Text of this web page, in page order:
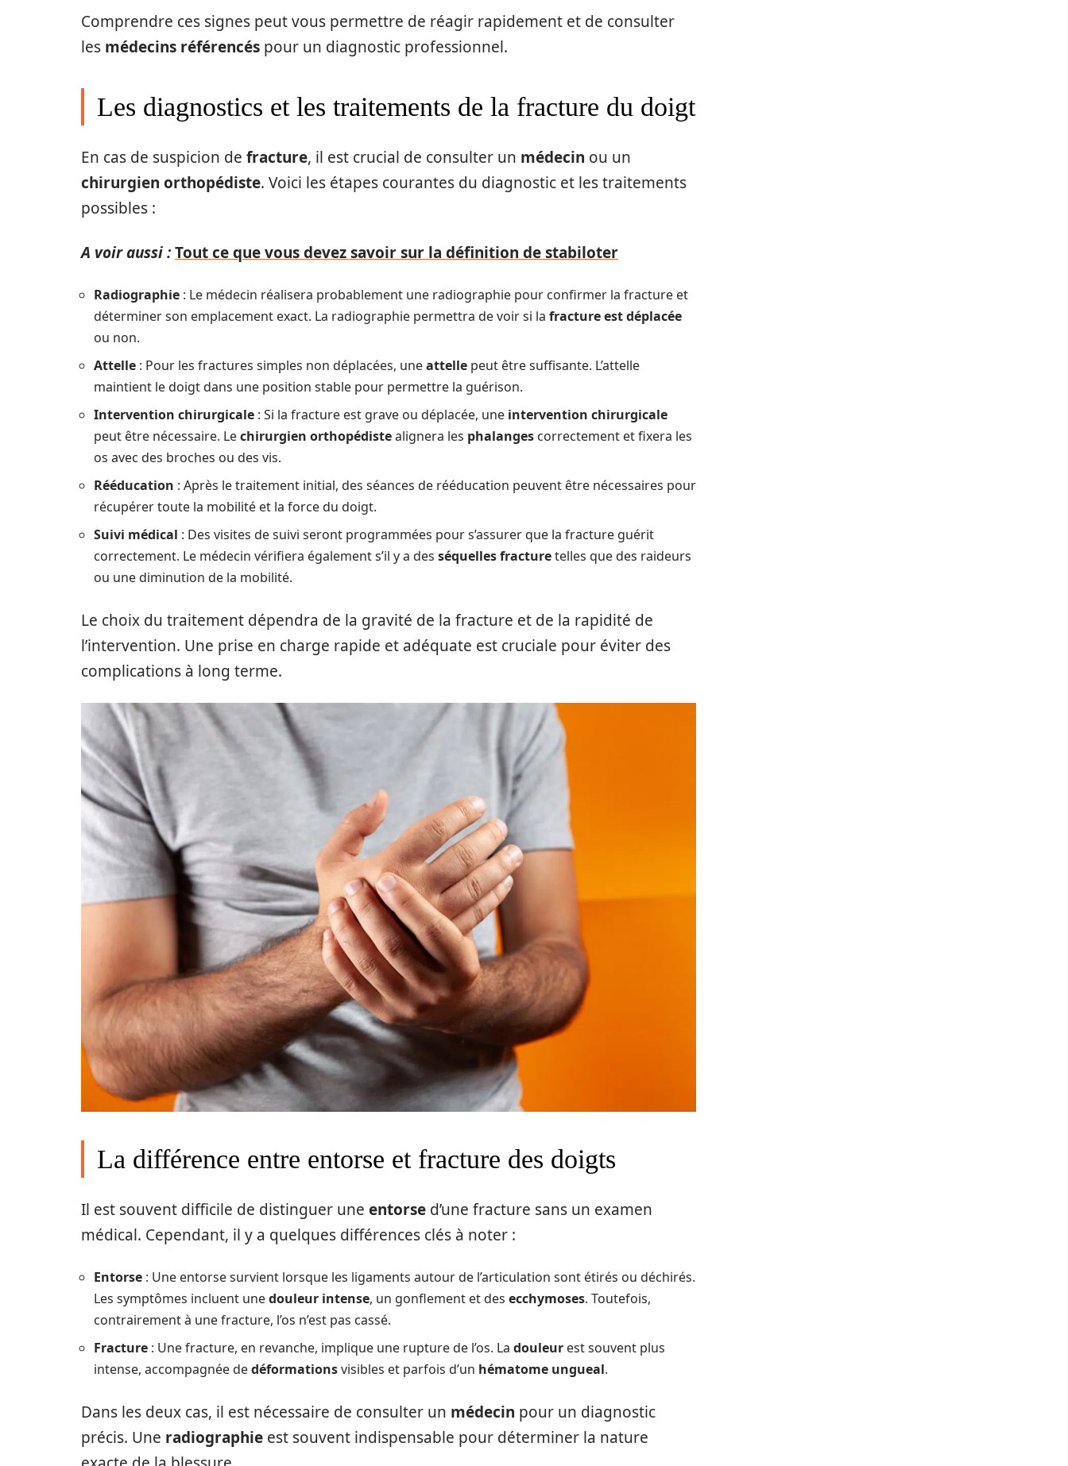
Comprendre ces signes peut vous permettre de réagir rapidement et de consulter
les médecins référencés pour un diagnostic professionnel.
Les diagnostics et les traitements de la fracture du doigt
En cas de suspicion de fracture, il est crucial de consulter un médecin ou un
chirurgien orthopédiste. Voici les étapes courantes du diagnostic et les traitements
possibles :
A voir aussi :Tout ce que vous devez savoir sur la définition de stabiloter
Radiographie : Le médecin réalisera probablement une radiographie pour confirmer la fracture et
déterminer son emplacement exact. La radiographie permettra de voir si la fracture est déplacée
ou non.
Attelle : Pour les fractures simples non déplacées, uneattelle peut être suffisante. L’attelle
maintient le doigt dans une position stable pour permettre la guérison.
Intervention chirurgicale : Si la fracture est grave ou déplacée, une intervention chirurgicale
peut être nécessaire. Lechirurgien orthopédistealignera les phalanges correctement et fixera les
os avec des broches ou des vis.
Rééducation : Après le traitement initial, des séances de rééducation peuvent être nécessaires pour
récupérer toute la mobilité et la force du doigt.
Suivi médical : Des visites de suivi seront programmées pour s’assurer que la fracture guérit
correctement. Le médecin vérifiera également s’il y a des séquelles fracturetelles que des raideurs
ou une diminution de la mobilité.
Le choix du traitement dépendra de la gravité de la fracture et de la rapidité de
l’intervention. Une prise en charge rapide et adéquate est cruciale pour éviter des
complications à long terme.
La différence entre entorse et fracture des doigts
Il est souvent difficile de distinguer une entorse d’une fracture sans un examen
médical. Cependant, il y a quelques différences clés à noter :
Entorse : Une entorse survient lorsque les ligaments autour de l’articulation sont étirés ou déchirés.
Les symptômes incluent unedouleur intense, un gonflement et des ecchymoses. Toutefois,
contrairement à une fracture, l’os n’est pas cassé.
Fracture : Une fracture, en revanche, implique une rupture de l’os. La douleur est souvent plus
intense, accompagnée dedéformationsvisibles et parfois d’un hématome ungueal.
Dans les deux cas, il est nécessaire de consulter un médecin pour un diagnostic
précis. Une radiographie est souvent indispensable pour déterminer la nature